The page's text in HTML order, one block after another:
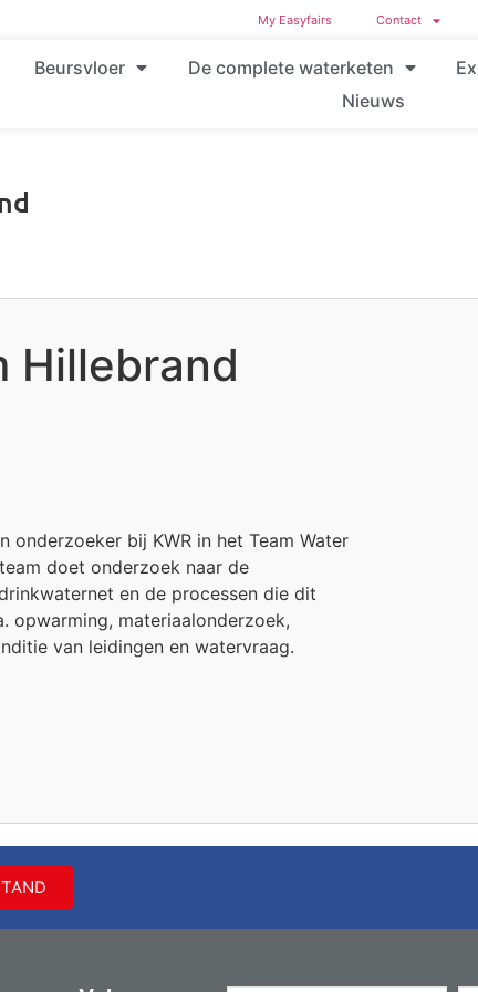
My Easyfairs Contact
Beursvloer De complete waterketen
Nieuws
Hillebrand
onderzoeker bij KWR in het Team Water
doet onderzoek naar de
en de processen die dit
opwarming, materiaalonderzoek,
van leidingen en watervraag.